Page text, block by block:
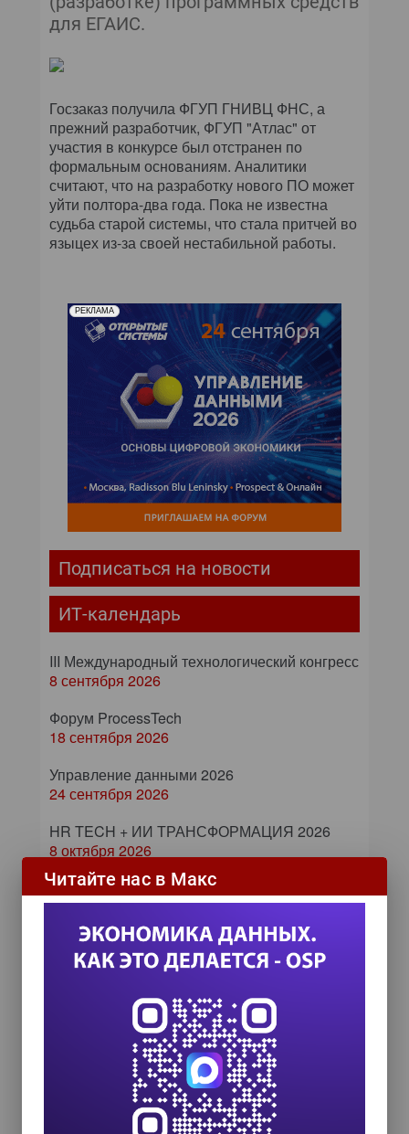
для ЕГАИС.
Госзаказ получила ФГУП ГНИВЦ ФНС, а
прежний разработчик, ФГУП "Атлас" от
участия в конкурсе был отстранен по
формальным основаниям. Аналитики
считают, что на разработку нового ПО может
уйти полтора-два года. Пока не известна
судьба старой системы, что стала притчей во
языцех из-за своей нестабильной работы.
РЕКЛАМА
Подписаться на новости
ИТ-календарь
III Международный технологический конгресс
8 сентября 2026
Форум ProcessTech
18 сентября 2026
Управление данными 2026
24 сентября 2026
HR TECH + ИИ ТРАНСФОРМАЦИЯ 2026
8 октября 2026
COMPENSATION & BENEFITS FORUM
RUSSIA 2026
15 октября 2026
как управление данными
превращает дата-каталог в
ядро контура безопасности
Самое читаемое
Читайте нас в Макс